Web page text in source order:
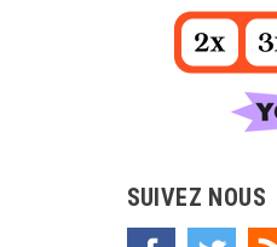
SUIVEZ NOUS
Facebook Twitter